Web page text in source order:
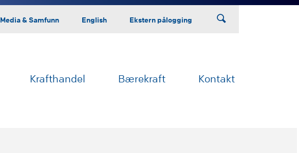
Media & Samfunn English Ekstern pålogging
Krafthandel Bærekraft Kontakt